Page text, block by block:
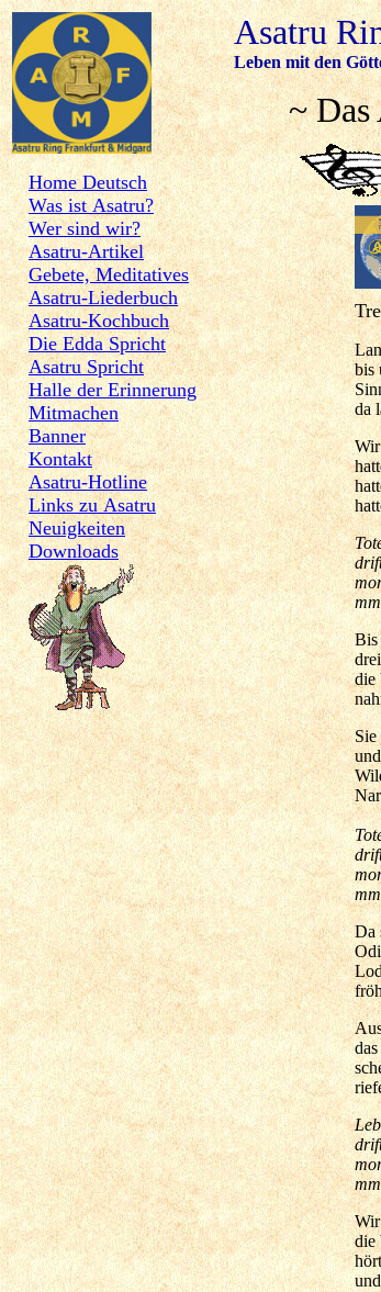
Home Deutsch
Was ist Asatru?
Wer sind wir?
Asatru-Artikel
Gebete, Meditatives
Asatru-Liederbuch
Asatru-Kochbuch
Die Edda Spricht
Asatru Spricht
Halle der Erinnerung
Mitmachen
Banner
Kontakt
Asatru-Hotline
Links zu Asatru
Neuigkeiten
Downloads
Asatru
Leben mit den
~
bis
da
Bis
die
Sie
Da
Wir
die